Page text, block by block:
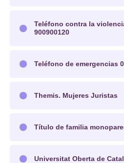
Teléfono contra la
900900120
Teléfono de emergencias
Themis. Mujeres Juristas
Título de familia
Universitat Oberta de